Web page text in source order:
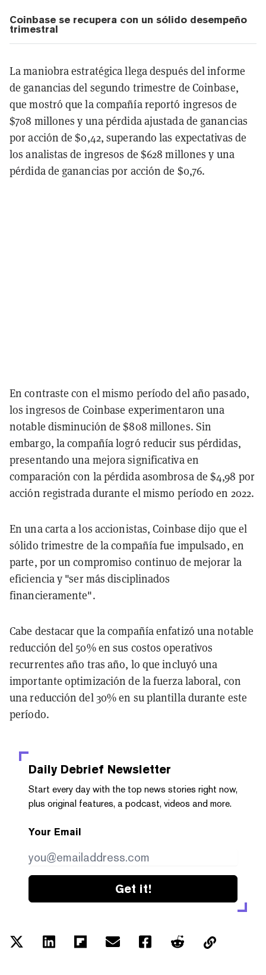
Coinbase se recupera con un sólido desempeño
trimestral
La maniobra estratégica llega después del informe
de ganancias del segundo trimestre de Coinbase,
que mostró que la compañía reportó ingresos de
$708 millones y una pérdida ajustada de ganancias
por acción de $0,42, superando las expectativas de
los analistas de ingresos de $628 millones y una
pérdida de ganancias por acción de $0,76.
En contraste con el mismo período del año pasado,
los ingresos de Coinbase experimentaron una
notable disminución de $808 millones. Sin
embargo, la compañía logró reducir sus pérdidas,
presentando una mejora significativa en
comparación con la pérdida asombrosa de $4,98 por
acción registrada durante el mismo período en 2022.
En una carta a los accionistas, Coinbase dijo que el
sólido trimestre de la compañía fue impulsado, en
parte, por un compromiso continuo de mejorar la
eficiencia y "ser más disciplinados
financieramente".
Cabe destacar que la compañía enfatizó una notable
reducción del 50% en sus costos operativos
recurrentes año tras año, lo que incluyó una
importante optimización de la fuerza laboral, con
una reducción del 30% en su plantilla durante este
período.
Daily Debrief Newsletter
Start every day with the top news stories right now,
plus original features, a podcast, videos and more.
Your Email
Get it!